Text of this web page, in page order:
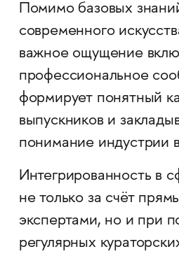
Помимо базовых
современного
важное ощущение
профессиональное
формирует понятный
выпускников и
понимание индустрии
Интегрированность в
не только за счёт
экспертами, но и при
регулярных